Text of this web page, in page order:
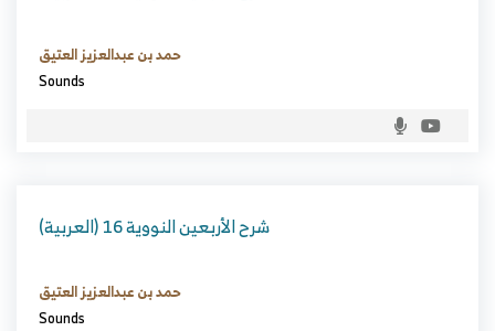
حمد بن عبدالعزيز العتيق
Sounds
(العربية) شرح الأربعين النووية 16
حمد بن عبدالعزيز العتيق
Sounds